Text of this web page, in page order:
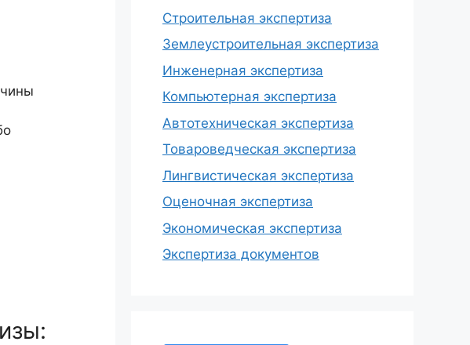
Строительная экспертиза
Землеустроительная экспертиза
Инженерная экспертиза
Компьютерная экспертиза
Автотехническая экспертиза
Товароведческая экспертиза
Лингвистическая экспертиза
Оценочная экспертиза
Экономическая экспертиза
Экспертиза документов